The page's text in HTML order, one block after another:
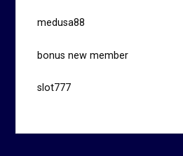
medusa88
bonus new member
slot777